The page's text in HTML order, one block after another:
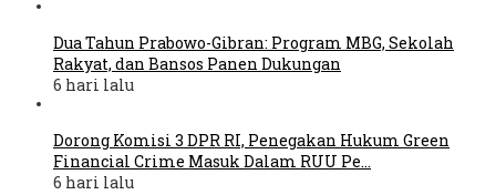
Dua Tahun Prabowo-Gibran: Program MBG, Sekolah
Rakyat, dan Bansos Panen Dukungan
6 hari lalu
Dorong Komisi 3 DPR RI, Penegakan Hukum Green
Financial Crime Masuk Dalam RUU Pe…
6 hari lalu